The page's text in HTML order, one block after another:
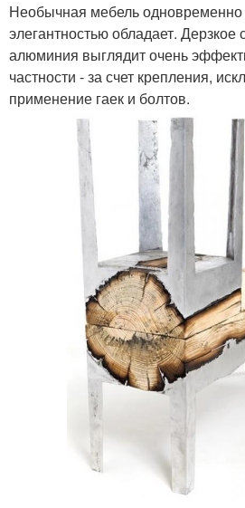
Необычная мебель одновременно
элегантностью обладает. Дерзкое
алюминия выглядит очень
частности - за счет крепления,
применение гаек и болтов.